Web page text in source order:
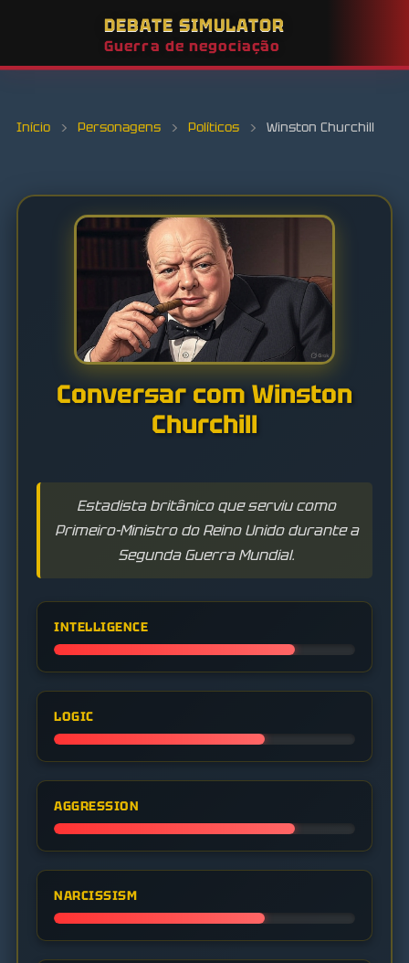
DEBATE SIMULATOR
Guerra de negociação
Início › Personagens › Políticos › Winston Churchill
Conversar com Winston
Churchill
Estadista britânico que serviu como
Primeiro-Ministro do Reino Unido durante a
Segunda Guerra Mundial.
INTELLIGENCE
LOGIC
AGGRESSION
NARCISSISM